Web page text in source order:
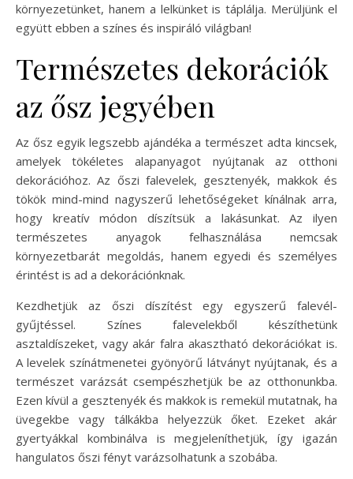
környezetünket, hanem a lelkünket is táplálja. Merüljünk el
együtt ebben a színes és inspiráló világban!
Természetes dekorációk
az ősz jegyében
Az ősz egyik legszebb ajándéka a természet adta kincsek,
amelyek tökéletes alapanyagot nyújtanak az otthoni
dekorációhoz. Az őszi falevelek, gesztenyék, makkok és
tökök mind-mind nagyszerű lehetőségeket kínálnak arra,
hogy kreatív módon díszítsük a lakásunkat. Az ilyen
természetes anyagok felhasználása nemcsak
környezetbarát megoldás, hanem egyedi és személyes
érintést is ad a dekorációnknak.
Kezdhetjük az őszi díszítést egy egyszerű falevél-
gyűjtéssel. Színes falevelekből készíthetünk
asztaldíszeket, vagy akár falra akasztható dekorációkat is.
A levelek színátmenetei gyönyörű látványt nyújtanak, és a
természet varázsát csempészhetjük be az otthonunkba.
Ezen kívül a gesztenyék és makkok is remekül mutatnak, ha
üvegekbe vagy tálkákba helyezzük őket. Ezeket akár
gyertyákkal kombinálva is megjeleníthetjük, így igazán
hangulatos őszi fényt varázsolhatunk a szobába.